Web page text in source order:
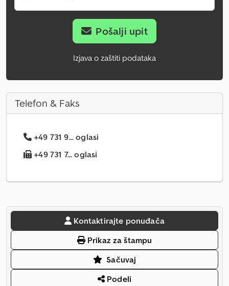
Pošalji upit
Izjava o zaštiti podataka
Telefon & Faks
+49 731 9... oglasi
+49 731 7... oglasi
Kontaktirajte ponuđača
Prikaz za štampu
Sačuvaj
Podeli